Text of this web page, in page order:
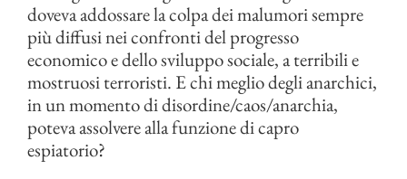
doveva addossare la colpa dei malumori sempre
più diffusi nei confronti del progresso
economico e dello sviluppo sociale, a terribili e
mostruosi terroristi. E chi meglio degli anarchici,
in un momento di disordine/caos/anarchia,
poteva assolvere alla funzione di capro
espiatorio?